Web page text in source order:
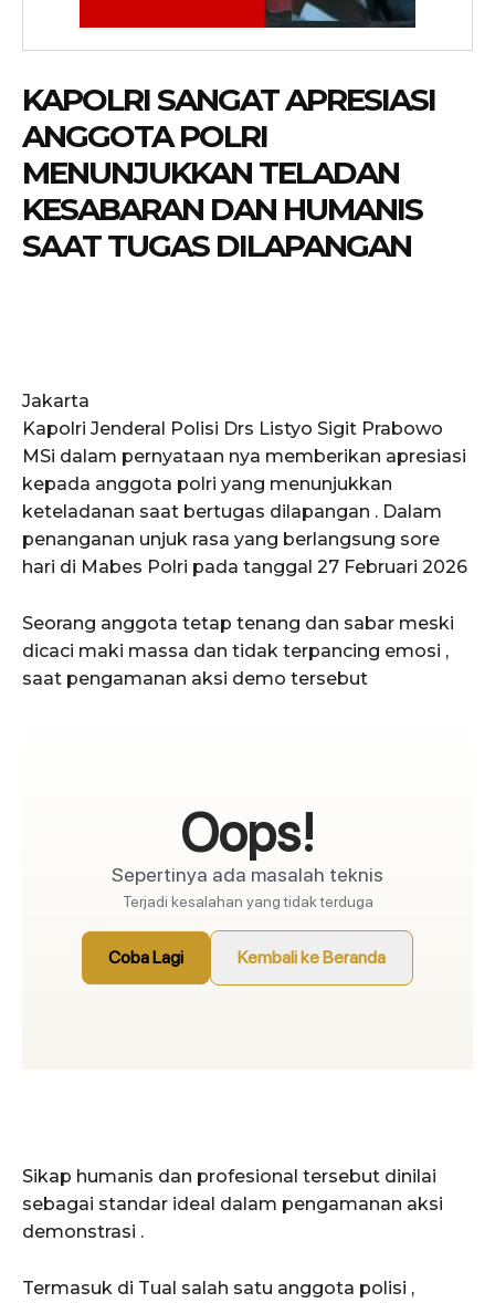
KAPOLRI SANGAT APRESIASI
ANGGOTA POLRI
MENUNJUKKAN TELADAN
KESABARAN DAN HUMANIS
SAAT TUGAS DILAPANGAN
Jakarta
Kapolri Jenderal Polisi Drs Listyo Sigit Prabowo
MSi dalam pernyataan nya memberikan apresiasi
kepada anggota polri yang menunjukkan
keteladanan saat bertugas dilapangan . Dalam
penanganan unjuk rasa yang berlangsung sore
hari di Mabes Polri pada tanggal 27 Februari 2026
Seorang anggota tetap tenang dan sabar meski
dicaci maki massa dan tidak terpancing emosi ,
saat pengamanan aksi demo tersebut
Sikap humanis dan profesional tersebut dinilai
sebagai standar ideal dalam pengamanan aksi
demonstrasi .
Termasuk di Tual salah satu anggota polisi ,